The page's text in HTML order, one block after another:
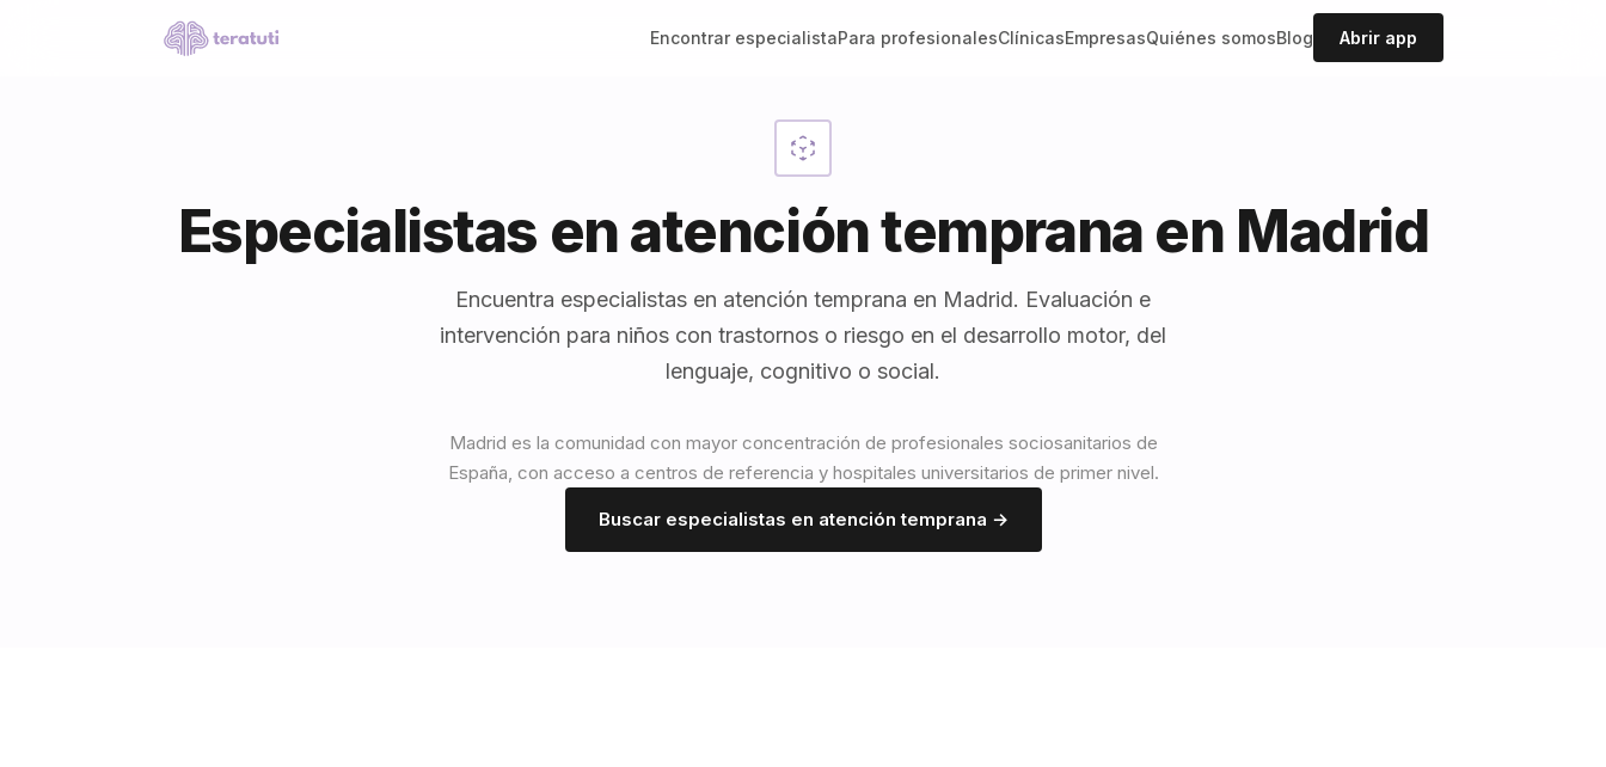
Encontrar especialistaPara profesionalesClínicasEmpresasQuiénes somosBlog Abrir app
Especialistas en atención temprana en Madrid
Encuentra especialistas en atención temprana en Madrid. Evaluación e
intervención para niños con trastornos o riesgo en el desarrollo motor, del
lenguaje, cognitivo o social.
Madrid es la comunidad con mayor concentración de profesionales sociosanitarios de
España, con acceso a centros de referencia y hospitales universitarios de primer nivel.
Buscar especialistas en atención temprana →